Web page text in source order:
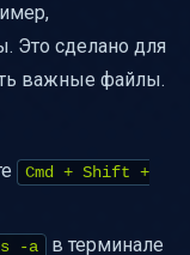
Это сделано для
важные файлы.
Cmd + Shift +
-a
в терминале